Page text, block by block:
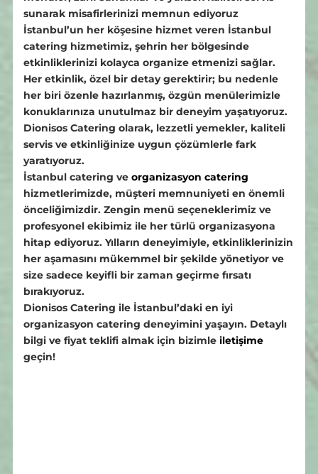
sunarak misafirlerinizi memnun ediyoruz
İstanbul’un her köşesine hizmet veren İstanbul
catering hizmetimiz, şehrin her bölgesinde
etkinliklerinizi kolayca organize etmenizi sağlar.
Her etkinlik, özel bir detay gerektirir; bu nedenle
her biri özenle hazırlanmış, özgün menülerimizle
konuklarınıza unutulmaz bir deneyim yaşatıyoruz.
Dionisos Catering olarak, lezzetli yemekler, kaliteli
servis ve etkinliğinize uygun çözümlerle fark
yaratıyoruz.
İstanbul catering ve organizasyon catering
hizmetlerimizde, müşteri memnuniyeti en önemli
önceliğimizdir. Zengin menü seçeneklerimiz ve
profesyonel ekibimiz ile her türlü organizasyona
hitap ediyoruz. Yılların deneyimiyle, etkinliklerinizin
her aşamasını mükemmel bir şekilde yönetiyor ve
size sadece keyifli bir zaman geçirme fırsatı
bırakıyoruz.
Dionisos Catering ile İstanbul’daki en iyi
organizasyon catering deneyimini yaşayın. Detaylı
bilgi ve fiyat teklifi almak için bizimle iletişime
geçin!